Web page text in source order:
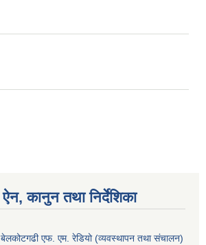
ऐन, कानुन तथा निर्देशिका
बेलकोटगढी एफ. एम. रेडियो (व्यवस्थापन तथा संचालन)